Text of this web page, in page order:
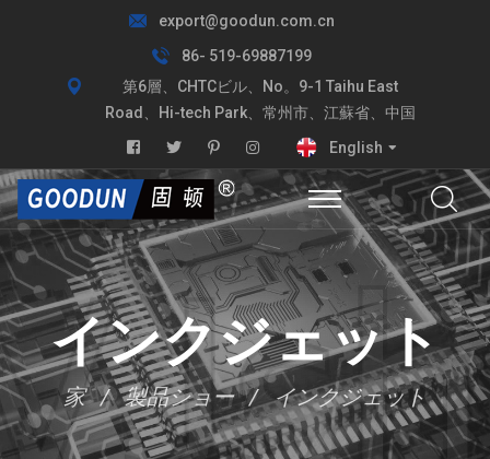
export@goodun.com.cn
86- 519-69887199
第6層、CHTCビル、No。9-1 Taihu East
Road、Hi-tech Park、常州市、江蘇省、中国
English
インクジェット
家 製品ショー インクジェット